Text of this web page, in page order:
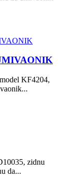
KF4204,
zidnu
da...